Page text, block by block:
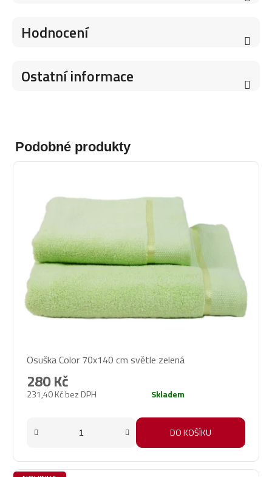
Hodnocení
Ostatní informace
Podobné produkty
Osuška Color 70x140 cm světle zelená
231,40 Kč bez DPH
280 Kč
Skladem
DO KOŠÍKU